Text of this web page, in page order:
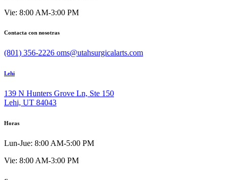
Vie: 8:00 AM-3:00 PM
Contacta con nosotras
(801) 356-2226 oms@utahsurgicalarts.com
Lehi
139 N Hunters Grove Ln, Ste 150
Lehi, UT 84043
Horas
Lun-Jue: 8:00 AM-5:00 PM
Vie: 8:00 AM-3:00 PM